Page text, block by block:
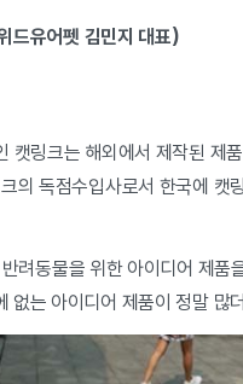
드유어펫 김민지 대표)
캣링크는 해외에서 제작된 제
의 독점수입사로서 한국에 캣
려동물을 위한 아이디어 제
없는 아이디어 제품이 정말 많